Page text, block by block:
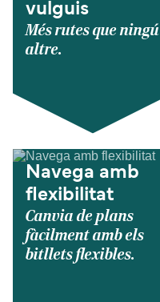
vulguis
Més rutes que ningú
altre.
Navega amb
flexibilitat
Canvia de plans
fàcilment amb els
bitllets flexibles.